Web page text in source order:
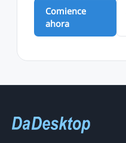
Comience
ahora